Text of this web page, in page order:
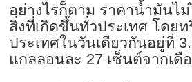
อย่างไรก็ตาม ราคาน้ำมันไ
สิ่งที่เกิดขึ้นทั่วประเทศ โดย
ประเทศในวันเดียวกันอยู่ที่
แกลลอนละ 27 เซ็นต์จากเ